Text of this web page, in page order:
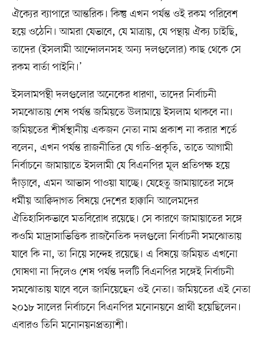
ঐক্যের ব্যাপারে আন্তরিক। কিন্তু এখন পর্যন্ত ওই রকম পরিবেশ
হয়ে ওঠেনি। আমরা যেভাবে, যে মাত্রায়, যে পন্থায় ঐক্য চাইছি,
তাদের (ইসলামী আন্দোলনসহ অন্য দলগুলোর) কাছ থেকে সে
রকম বার্তা পাইনি।’
ইসলামপন্থী দলগুলোর অনেকের ধারণা, তাদের নির্বাচনী
সমঝোতায় শেষ পর্যন্ত জমিয়তে উলামায়ে ইসলাম থাকবে না।
জমিয়তের শীর্ষস্থানীয় একজন নেতা নাম প্রকাশ না করার শর্তে
বলেন, এখন পর্যন্ত রাজনীতির যে গতি-প্রকৃতি, তাতে আগামী
নির্বাচনে জামায়াতে ইসলামী যে বিএনপির মূল প্রতিপক্ষ হয়ে
দাঁড়াবে, এমন আভাস পাওয়া যাচ্ছে। যেহেতু জামায়াতের সঙ্গে
ধর্মীয় আক্বিদাগত বিষয়ে দেশের হাক্কানি আলেমদের
ঐতিহাসিকভাবে মতবিরোধ রয়েছে। সে কারণে জামায়াতের সঙ্গে
কওমি মাদ্রাসাভিত্তিক রাজনৈতিক দলগুলো নির্বাচনী সমঝোতায়
যাবে কি না, তা নিয়ে সন্দেহ রয়েছে। এ বিষয়ে জমিয়ত এখনো
ঘোষণা না দিলেও শেষ পর্যন্ত দলটি বিএনপির সঙ্গেই নির্বাচনী
সমঝোতায় যাবে বলে জানিয়েছেন ওই নেতা। জমিয়তের এই নেতা
২০১৮ সালের নির্বাচনে বিএনপির মনোনয়নে প্রার্থী হয়েছিলেন।
এবারও তিনি মনোনয়নপ্রত্যাশী।